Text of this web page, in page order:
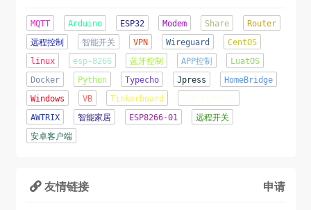
这才是夏天该有的样子！
2020年06月07日 16:22:44
辛苦了几天...终于成功将网站从Jpress移植到了
TypeCho.o(╥﹏╥)o
2020年06月05日 22:12:09
MQTT Arduino ESP32 Modem Share
Router
远程控制
智能开关 VPN Wireguard
CentOS
linux
esp-8266 蓝牙控制 APP控制
LuatOS
Docker
Python Typecho Jpress
HomeBridge
Windows
VB Tinkerboard
AWTRIX
智能家居 ESP8266-01
远程开关
安卓客户端
 友情链接 申请